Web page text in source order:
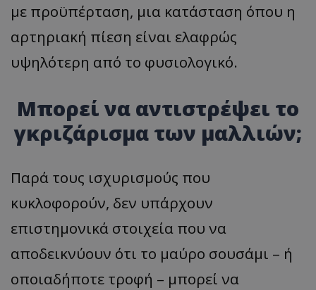
με προϋπέρταση, μια κατάσταση όπου η
αρτηριακή πίεση είναι ελαφρώς
υψηλότερη από το φυσιολογικό.
Μπορεί να αντιστρέψει το
γκριζάρισμα των μαλλιών;
Παρά τους ισχυρισμούς που
κυκλοφορούν, δεν υπάρχουν
επιστημονικά στοιχεία που να
αποδεικνύουν ότι το μαύρο σουσάμι – ή
οποιαδήποτε τροφή – μπορεί να